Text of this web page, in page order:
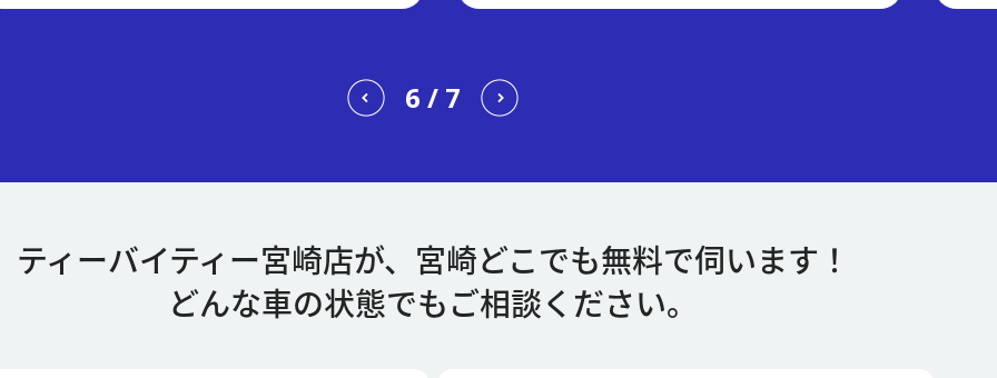
6 / 7
ティーバイティー宮崎店が、 宮崎どこでも無料で伺います！
どんな車の状態でもご相談ください。